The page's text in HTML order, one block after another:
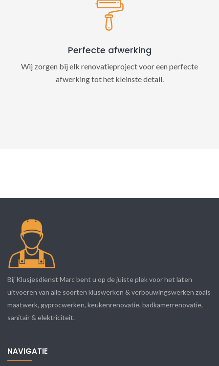
Perfecte afwerking
Wij zorgen bij elk renovatieproject voor een perfecte
afwerking tot het kleinste detail.
Bij Klusjesdienst Marc bent u op de juiste plek voor het laten
uitvoeren van alle soorten kluswerken & verbouwingswerken zoals
maatwerk, gyprocwerken, keukenrenovatie, badkamerrenovatie,
sanitair & elektriciteit.
NAVIGATIE